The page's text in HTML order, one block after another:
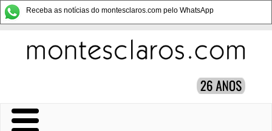
Receba as notícias do montesclaros.com pelo WhatsApp